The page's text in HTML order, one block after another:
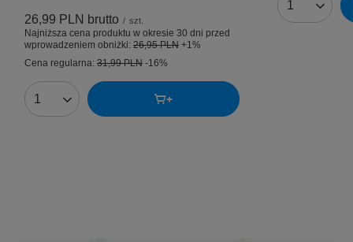
26,99 PLN brutto / szt.
Najniższa cena produktu w okresie 30 dni przed
wprowadzeniem obniżki: 26,95 PLN +1%
Cena regularna: 31,99 PLN -16%
Ilość produktów
Ilość